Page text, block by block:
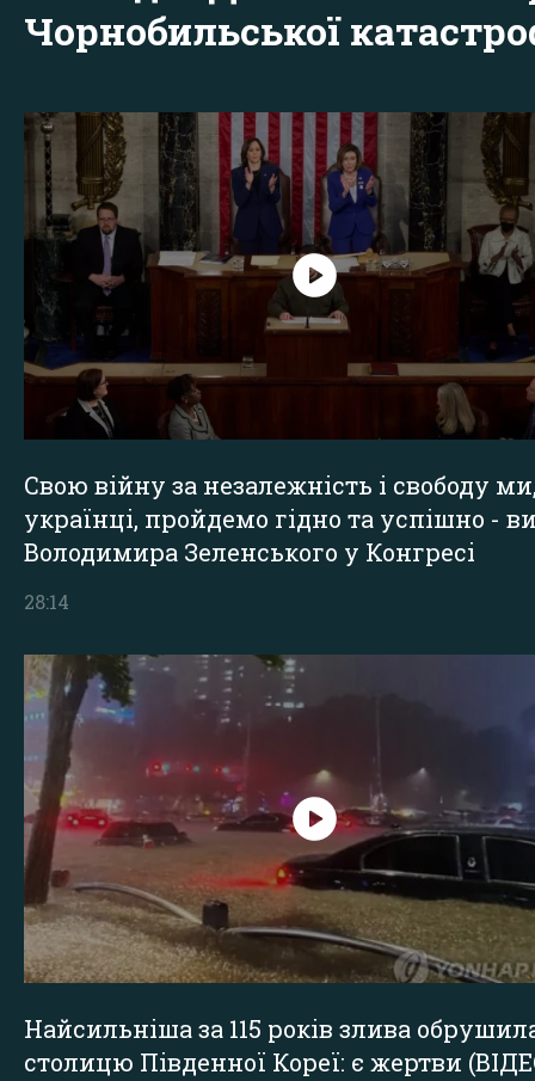
Чорнобильської
Свою війну за незалежність і свободу
українці, пройдемо гідно та успішно -
Володимира Зеленського у Конгресі
28:14
Найсильніша за 115 років злива
столицю Південної Кореї: є жертви